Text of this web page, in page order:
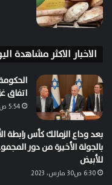
الاخبار الاكثر مشاهدة
اتفاق
5:54 ص10 أكتوبر، 2025
بعد وداع الزمالك كأس رابطة
بالجولة الأخيرة من دور
للأبيض
6:30 ص30 مارس، 2023